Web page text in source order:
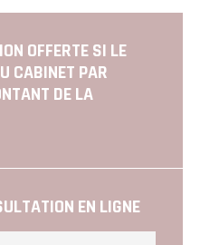
OFFERTE SI LE
CABINET PAR
DE LA
EN LIGNE